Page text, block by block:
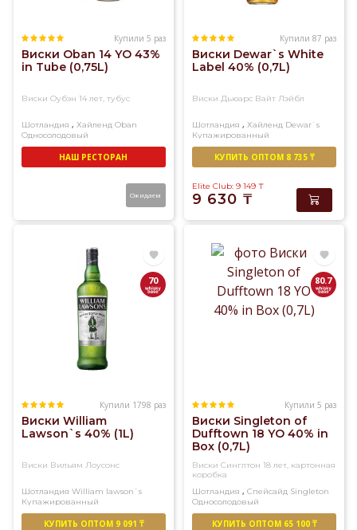
Купили 5 раз
Виски Oban 14 YO 43%
in Tube (0,75L)
Виски Оубэн 14 лет, тубус
Шотландия , Хайленд Oban
Односолодовый
НАШ РЕСТОРАН
Ожидаем
Купили 87 раз
Виски Dewar`s White
Label 40% (0,7L)
Виски Дьюарс Вайт Лэйбл
Шотландия , Хайленд Dewar`s
Купажированный
КУПИТЬ ОПТОМ 8 735 ₸
Elite Club: 9 149 ₸
9 630 ₸
70
Купили 1798 раз
Виски William
Lawson`s 40% (1L)
Виски Вильям Лоусонс
Шотландия William lawson`s
Купажированный
КУПИТЬ ОПТОМ 9 091 ₸
80.7
Купили 5 раз
Виски Singleton of
Dufftown 18 YO 40% in
Box (0,7L)
Виски Синглтон 18 лет, картонная
коробка
Шотландия , Спейсайд Singleton
Односолодовый
КУПИТЬ ОПТОМ 65 100 ₸